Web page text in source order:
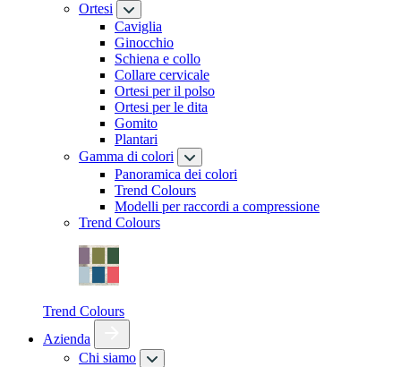
Ortesi
Caviglia
Ginocchio
Schiena e collo
Collare cervicale
Ortesi per il polso
Ortesi per le dita
Gomito
Plantari
Gamma di colori
Panoramica dei colori
Trend Colours
Modelli per raccordi a compressione
Trend Colours
Trend Colours
Azienda
Chi siamo